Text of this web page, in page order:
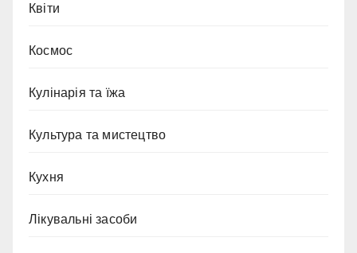
Квіти
Космос
Кулінарія та їжа
Культура та мистецтво
Кухня
Лікувальні засоби